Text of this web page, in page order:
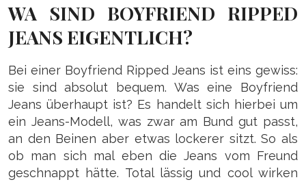
WA SIND BOYFRIEND RIPPED
JEANS EIGENTLICH?
Bei einer Boyfriend Ripped Jeans ist eins gewiss:
sie sind absolut bequem. Was eine Boyfriend
Jeans überhaupt ist? Es handelt sich hierbei um
ein Jeans-Modell, was zwar am Bund gut passt,
an den Beinen aber etwas lockerer sitzt. So als
ob man sich mal eben die Jeans vom Freund
geschnappt hätte. Total lässig und cool wirken